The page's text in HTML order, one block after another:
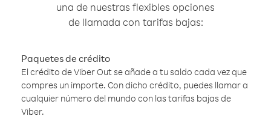
una de nuestras flexibles opciones
de llamada con tarifas bajas:
Paquetes de crédito
El crédito de Viber Out se añade a tu saldo cada vez que
compres un importe. Con dicho crédito, puedes llamar a
cualquier número del mundo con las tarifas bajas de
Viber.